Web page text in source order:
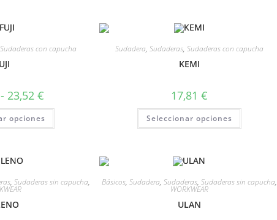
Sudaderas con capucha
- 23,52 €
opciones
Sudadera, Sudaderas, Sudaderas con capucha
KEMI
17,81 €
Seleccionar opciones
, Sudaderas sin capucha, Básicos, Sudadera, Sudaderas, Sudaderas sin capucha,
WORKWEAR
ULAN